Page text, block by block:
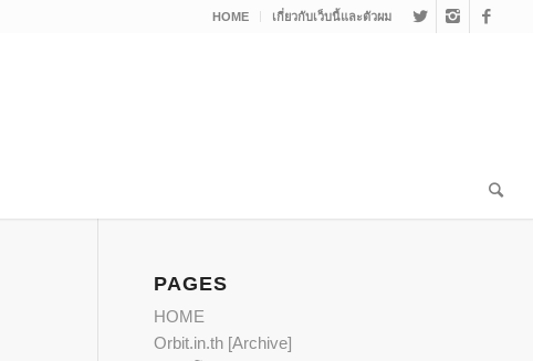
HOME เกี่ยวกับเว็บนี้และตัวผม
PAGES
HOME
Orbit.in.th [Archive]